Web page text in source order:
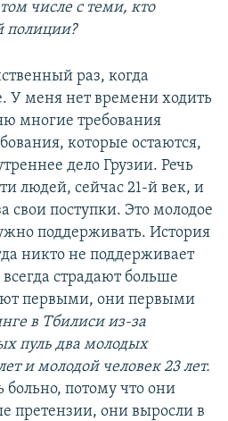
числе с теми, кто
полиции?
раз, когда
У меня нет времени ходить
многие требования
которые остаются,
дело Грузии. Речь
людей, сейчас 21-й век, и
свои поступки. Это молодое
поддерживать. История
никто не поддерживает
страдают больше
первыми, они первыми
в Тбилиси из-за
пуль два молодых
и молодой человек 23 лет.
больно, потому что они
претензии, они выросли в